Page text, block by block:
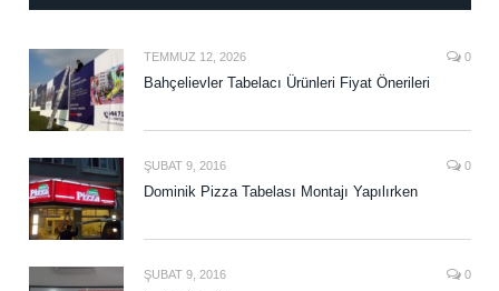
TEMMUZ 12, 2026 0
Bahçelievler Tabelacı Ürünleri Fiyat Önerileri
ŞUBAT 9, 2016 0
Dominik Pizza Tabelası Montajı Yapılırken
ŞUBAT 9, 2016 0